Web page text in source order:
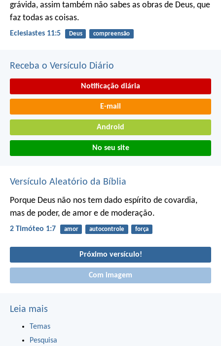
grávida, assim também não sabes as obras de Deus, que
faz todas as coisas.
Eclesiastes 11:5 Deus compreensão
Receba o Versículo Diário
Notificação diária
E-mail
Android
No seu site
Versículo Aleatório da Bíblia
Porque Deus não nos tem dado espírito de covardia,
mas de poder, de amor e de moderação.
2 Timóteo 1:7 amor autocontrole força
Próximo versículo!
Com imagem
Leia mais
Temas
Pesquisa